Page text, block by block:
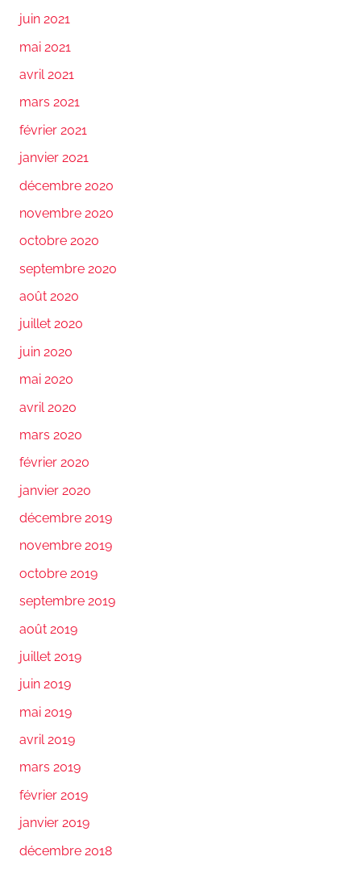
juin 2021
mai 2021
avril 2021
mars 2021
février 2021
janvier 2021
décembre 2020
novembre 2020
octobre 2020
septembre 2020
août 2020
juillet 2020
juin 2020
mai 2020
avril 2020
mars 2020
février 2020
janvier 2020
décembre 2019
novembre 2019
octobre 2019
septembre 2019
août 2019
juillet 2019
juin 2019
mai 2019
avril 2019
mars 2019
février 2019
janvier 2019
décembre 2018